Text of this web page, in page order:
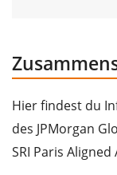
Hier findest du
des JPMorgan
SRI Paris Aligned